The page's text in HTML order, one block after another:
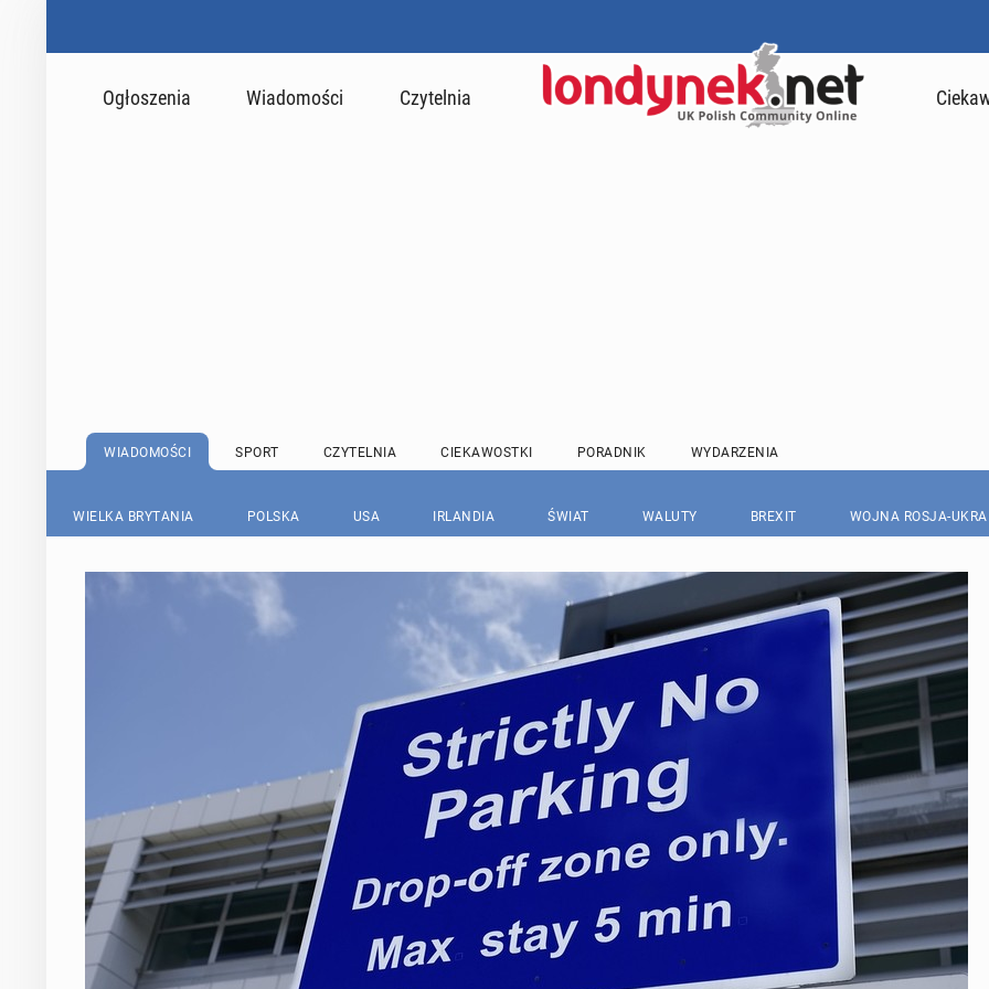
Ogłoszenia Wiadomości Czytelnia
WIADOMOŚCI SPORT CZYTELNIA CIEKAWOSTKI PORADNIK WYDARZENIA
WIELKA BRYTANIA POLSKA USA IRLANDIA ŚWIAT WALUTY BREXIT WOJNA ROSJA-